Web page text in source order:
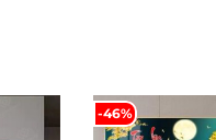
-46%